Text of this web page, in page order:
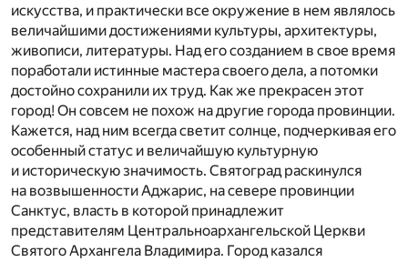
искусства, и практически все окружение в нем являлось
величайшими достижениями культуры, архитектуры,
живописи, литературы. Над его созданием в свое время
поработали истинные мастера своего дела, а потомки
достойно сохранили их труд. Как же прекрасен этот
город! Он совсем не похож на другие города провинции.
Кажется, над ним всегда светит солнце, подчеркивая его
особенный статус и величайшую культурную
и историческую значимость. Святоград раскинулся
на возвышенности Аджарис, на севере провинции
Санктус, власть в которой принадлежит
представителям Центральноархангельской Церкви
Святого Архангела Владимира. Город казался